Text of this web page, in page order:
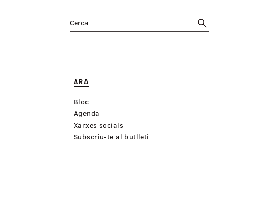
ARA
Bloc
Agenda
Xarxes socials
Subscriu-te al butlletí